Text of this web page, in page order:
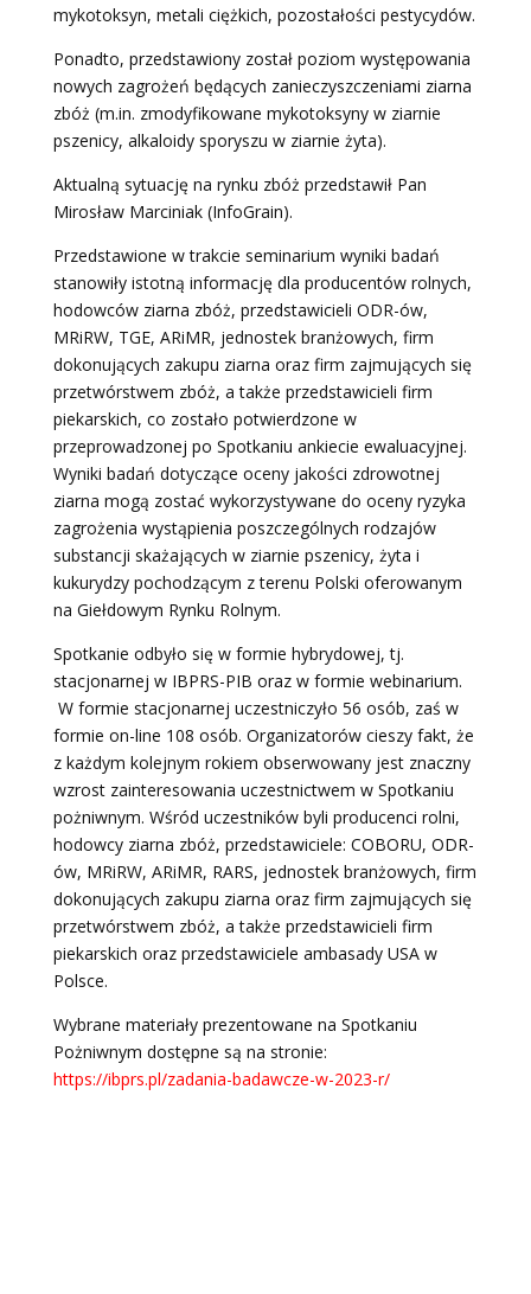
mykotoksyn, metali ciężkich, pozostałości pestycydów.
Ponadto, przedstawiony został poziom występowania
nowych zagrożeń będących zanieczyszczeniami ziarna
zbóż (m.in. zmodyfikowane mykotoksyny w ziarnie
pszenicy, alkaloidy sporyszu w ziarnie żyta).
Aktualną sytuację na rynku zbóż przedstawił Pan
Mirosław Marciniak (InfoGrain).
Przedstawione w trakcie seminarium wyniki badań
stanowiły istotną informację dla producentów rolnych,
hodowców ziarna zbóż, przedstawicieli ODR-ów,
MRiRW, TGE, ARiMR, jednostek branżowych, firm
dokonujących zakupu ziarna oraz firm zajmujących się
przetwórstwem zbóż, a także przedstawicieli firm
piekarskich, co zostało potwierdzone w
przeprowadzonej po Spotkaniu ankiecie ewaluacyjnej.
Wyniki badań dotyczące oceny jakości zdrowotnej
ziarna mogą zostać wykorzystywane do oceny ryzyka
zagrożenia wystąpienia poszczególnych rodzajów
substancji skażających w ziarnie pszenicy, żyta i
kukurydzy pochodzącym z terenu Polski oferowanym
na Giełdowym Rynku Rolnym.
Spotkanie odbyło się w formie hybrydowej, tj.
stacjonarnej w IBPRS-PIB oraz w formie webinarium.
W formie stacjonarnej uczestniczyło 56 osób, zaś w
formie on-line 108 osób. Organizatorów cieszy fakt, że
z każdym kolejnym rokiem obserwowany jest znaczny
wzrost zainteresowania uczestnictwem w Spotkaniu
pożniwnym. Wśród uczestników byli producenci rolni,
hodowcy ziarna zbóż, przedstawiciele: COBORU, ODR-
ów, MRiRW, ARiMR, RARS, jednostek branżowych, firm
dokonujących zakupu ziarna oraz firm zajmujących się
przetwórstwem zbóż, a także przedstawicieli firm
piekarskich oraz przedstawiciele ambasady USA w
Polsce.
Wybrane materiały prezentowane na Spotkaniu
Pożniwnym dostępne są na stronie:
https://ibprs.pl/zadania-badawcze-w-2023-r/